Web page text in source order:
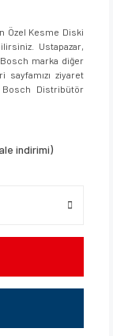
Özel Kesme Diski
Ustapazar,
marka diğer
ziyaret
Distribütör
indirimi)